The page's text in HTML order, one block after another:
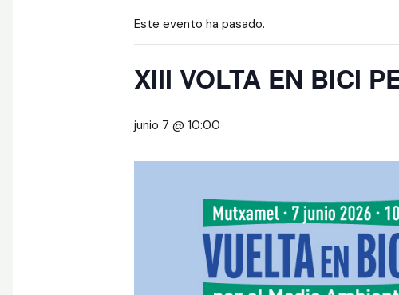
Este evento ha pasado.
XIII VOLTA EN BICI
junio 7 @ 10:00